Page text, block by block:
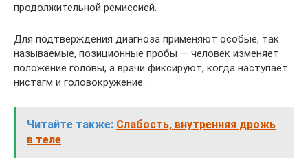
продолжительной ремиссией.
Для подтверждения диагноза применяют особые, так
называемые, позиционные пробы — человек изменяет
положение головы, а врачи фиксируют, когда наступает
нистагм и головокружение.
Читайте также: Слабость, внутренняя дрожь
в теле